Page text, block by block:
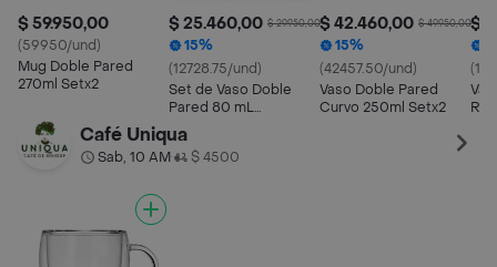
$ 59.950,00
(59950/und)
Mug Doble Pared
270ml Setx2
$ 25.460,00 $ 29.950,00
15%
(12728.75/und)
Set de Vaso Doble
Pared 80 mL
$ 42.460,00 $ 49.950,00
15%
(42457.50/und)
Vaso Doble Pared
Curvo 250ml Setx2
$
Café Uniqua
Sab, 10 AM• $ 4500